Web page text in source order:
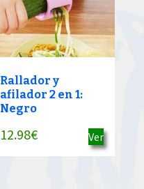
Rallador y
afilador 2 en 1:
Negro
12.98€ Ver